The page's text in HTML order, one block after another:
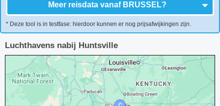
Meer reisdata vanaf BRUSSEL?
* Deze tool is in testfase: hierdoor kunnen er nog prijsafwijkingen zijn.
Luchthavens nabij Huntsville